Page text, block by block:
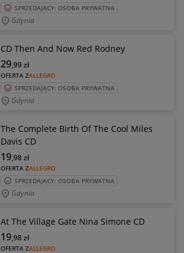
SPRZEDAJĄCY: OSOBA PRYWATNA
Gdynia
CD Then And Now Red Rodney
OFERTA ZALLEGRO
29,99zł
SPRZEDAJĄCY: OSOBA PRYWATNA
Gdynia
The Complete Birth Of The Cool Miles
Davis CD
OFERTA ZALLEGRO
19,98zł
SPRZEDAJĄCY: OSOBA PRYWATNA
Gdynia
At The Village Gate Nina Simone CD
OFERTA ZALLEGRO
19,98zł